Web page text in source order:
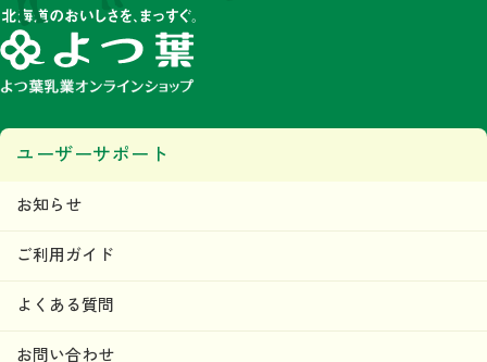
ユーザーサポート
お知らせ
ご利用ガイド
よくある質問
お問い合わせ